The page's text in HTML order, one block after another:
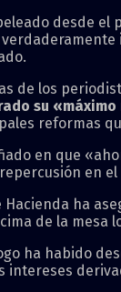
desde
de los
su
reformas
en que
en
ha
de la mesa
ha habido
intereses